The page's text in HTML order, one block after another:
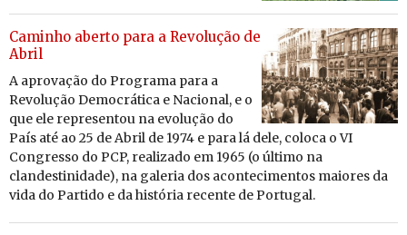
Caminho aberto para a Revolução de
Abril
A apro­vação do Pro­grama para a
Re­vo­lução De­mo­crá­tica e Na­ci­onal, e o
que ele re­pre­sentou na evo­lução do
País até ao 25 de Abril de 1974 e para lá dele, co­loca o VI
Con­gresso do PCP, re­a­li­zado em 1965 (o úl­timo na
clan­des­ti­ni­dade), na ga­leria dos acon­te­ci­mentos mai­ores da
vida do Par­tido e da his­tória re­cente de Por­tugal.